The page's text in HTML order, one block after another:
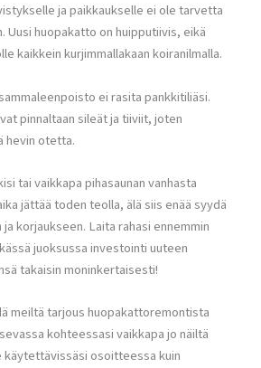
ja paikkaukselle ei ole tarvetta
Uusi huopakatto on huipputiivis, eikä
kaikkein kurjimmallakaan koiranilmalla.
ei rasita pankkitiliäsi.
pinnaltaan sileät ja tiiviit, joten
hevin otetta.
tai vaikkapa pihasaunan vanhasta
jättää toden teolla, älä siis enää syydä
korjaukseen. Laita rahasi ennemmin
juoksussa investointi uuteen
takaisin moninkertaisesti!
meiltä tarjous huopakattoremontista
kohteessasi vaikkapa jo näiltä
käytettävissäsi osoitteessa kuin